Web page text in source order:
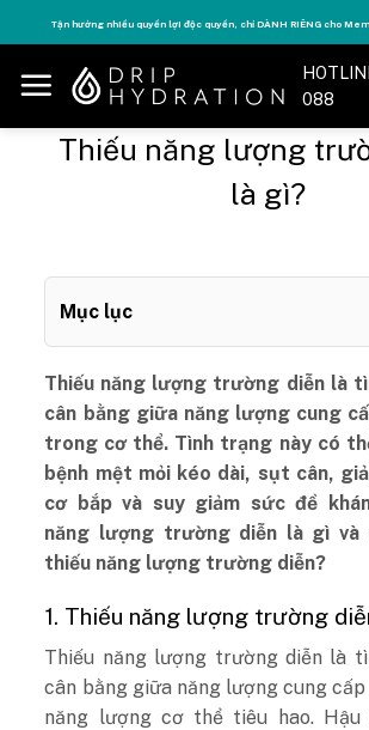
to
content
Tận hưởng nhiều quyền lợi độc quyền, chỉ DÀNH RIÊNG cho
088
Thiếu năng lượng
là gì?
Mục lục
Thiếu năng lượng trường diễn là
cân bằng giữa năng lượng cung
trong cơ thể. Tình trạng này có
bệnh mệt mỏi kéo dài, sụt cân,
cơ bắp và suy giảm sức đề
năng lượng trường diễn là gì và
thiếu năng lượng trường diễn?
1. Thiếu năng lượng trường
Thiếu năng lượng trường diễn là
cân bằng giữa năng lượng cung
năng lượng cơ thể tiêu hao. Hậu